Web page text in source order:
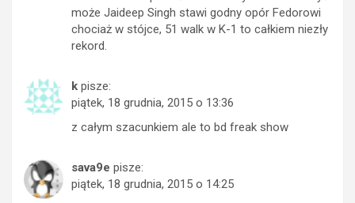
może Jaideep Singh stawi godny opór Fedorowi
chociaż w stójce, 51 walk w K-1 to całkiem niezły
rekord.
k pisze:
piątek, 18 grudnia, 2015 o 13:36
z całym szacunkiem ale to bd freak show
sava9e pisze:
piątek, 18 grudnia, 2015 o 14:25